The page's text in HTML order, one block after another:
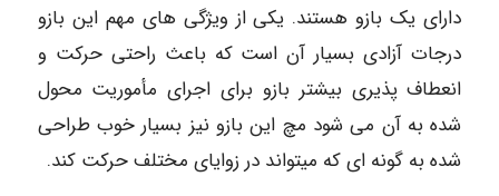
دارای یک بازو هستند. یکی از ویژگی های مهم این بازو
درجات آزادی بسیار آن است که باعث راحتی حرکت و
انعطاف پذیری بیشتر بازو برای اجرای مأموریت محول
شده به آن می شود مچ این بازو نیز بسیار خوب طراحی
شده به گونه ای که میتواند در زوایای مختلف حرکت کند.